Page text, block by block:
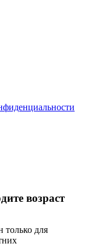
возраст
только для